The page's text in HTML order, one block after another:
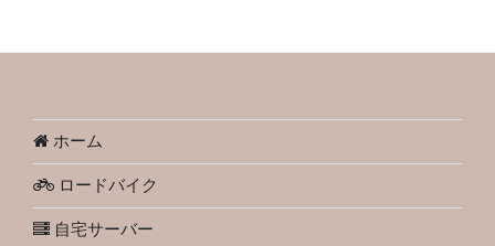
ホーム
ロードバイク
自宅サーバー